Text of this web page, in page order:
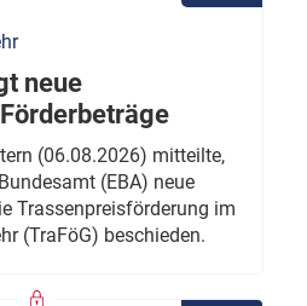
neue
(06.08.2026) mitteilte,
(EBA) neue
Trassenpreisförderung im
(TraFöG) beschieden.